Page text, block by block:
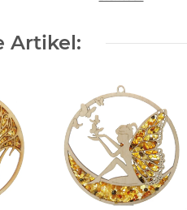
Artikel: